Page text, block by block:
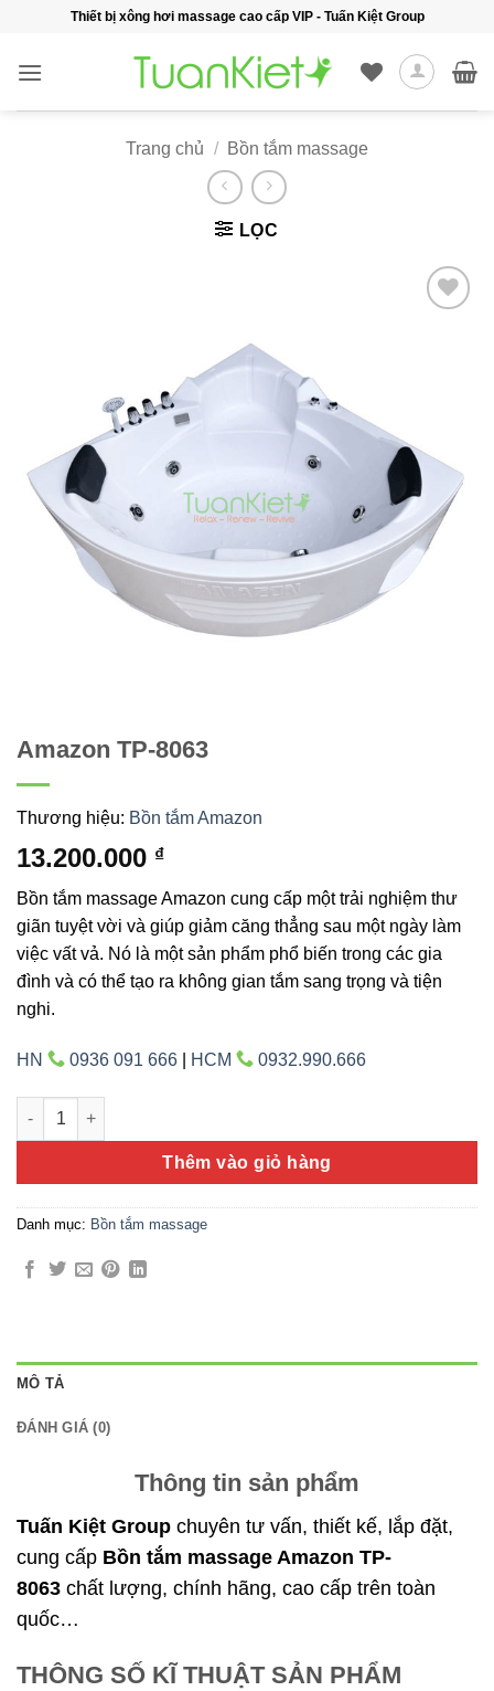
nội
Thiết bị xông hơi massage cao cấp VIP - Tuấn Kiệt Group
Trang chủ / Bồn tắm massage
LỌC
Amazon TP-8063
Thương hiệu: Bồn tắm Amazon
13.200.000 ₫
Bồn tắm massage Amazon cung cấp một trải nghiệm thư
giãn tuyệt vời và giúp giảm căng thẳng sau một ngày làm
việc vất vả. Nó là một sản phẩm phổ biến trong các gia
đình và có thể tạo ra không gian tắm sang trọng và tiện
nghi.
HN 0936 091 666 HCM 0932.990.666
Amazon TP-8063 số lượng
Thêm vào giỏ hàng
Danh mục: Bồn tắm massage
MÔ TẢ
ĐÁNH GIÁ (0)
Thông tin sản phẩm
Tuấn Kiệt Group chuyên tư vấn, thiết kế, lắp đặt,
cung cấp Bồn tắm massage Amazon TP-
8063 chất lượng, chính hãng, cao cấp trên toàn
quốc…
THÔNG SỐ KĨ THUẬT SẢN PHẨM